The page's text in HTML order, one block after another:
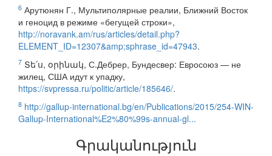
6 Арутюнян Г., Мультиполярные реалии, Ближний Восток
и геноцид в режиме «бегущей строки»,
http://noravank.am/rus/articles/detail.php?
ELEMENT_ID=12307&amp;sphrase_id=47943.
7 Տե՛ս, օրինակ, С.Дебрер, Бундесвер: Евросоюз — не
жилец, США идут к упадку,
https://svpressa.ru/politic/article/185646/.
8 http://gallup-international.bg/en/Publications/2015/254-WIN-
Gallup-International%E2%80%99s-annual-gl...
Գրականություն